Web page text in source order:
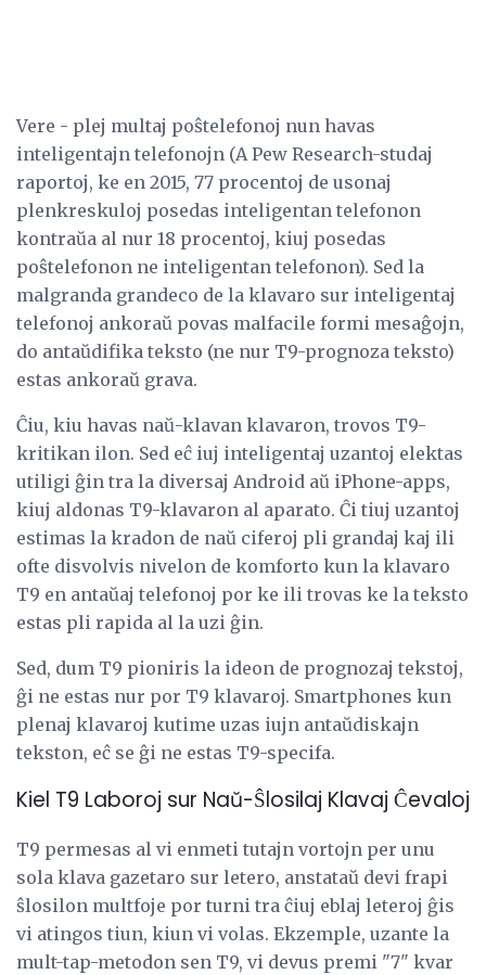
Vere - plej multaj poŝtelefonoj nun havas
inteligentajn telefonojn (A Pew Research-studaj
raportoj, ke en 2015, 77 procentoj de usonaj
plenkreskuloj posedas inteligentan telefonon
kontraŭa al nur 18 procentoj, kiuj posedas
poŝtelefonon ne inteligentan telefonon). Sed la
malgranda grandeco de la klavaro sur inteligentaj
telefonoj ankoraŭ povas malfacile formi mesaĝojn,
do antaŭdifika teksto (ne nur T9-prognoza teksto)
estas ankoraŭ grava.
Ĉiu, kiu havas naŭ-klavan klavaron, trovos T9-
kritikan ilon. Sed eĉ iuj inteligentaj uzantoj elektas
utiligi ĝin tra la diversaj Android aŭ iPhone-apps,
kiuj aldonas T9-klavaron al aparato. Ĉi tiuj uzantoj
estimas la kradon de naŭ ciferoj pli grandaj kaj ili
ofte disvolvis nivelon de komforto kun la klavaro
T9 en antaŭaj telefonoj por ke ili trovas ke la teksto
estas pli rapida al la uzi ĝin.
Sed, dum T9 pioniris la ideon de prognozaj tekstoj,
ĝi ne estas nur por T9 klavaroj. Smartphones kun
plenaj klavaroj kutime uzas iujn antaŭdiskajn
tekston, eĉ se ĝi ne estas T9-specifa.
Kiel T9 Laboroj sur Naŭ-Ŝlosilaj Klavaj Ĉevaloj
T9 permesas al vi enmeti tutajn vortojn per unu
sola klava gazetaro sur letero, anstataŭ devi frapi
ŝlosilon multfoje por turni tra ĉiuj eblaj leteroj ĝis
vi atingos tiun, kiun vi volas. Ekzemple, uzante la
mult-tap-metodon sen T9, vi devus premi "7" kvar